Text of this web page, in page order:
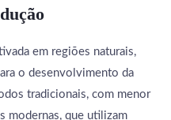
em regiões naturais,
o desenvolvimento da
tradicionais, com menor
modernas, que utilizam